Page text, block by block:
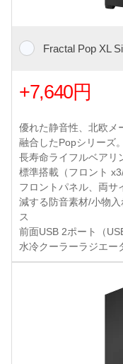
Fractal Pop XL
+7,640円
優れた静音性、北欧メ
融合したPopシリーズ。
長寿命ライフルベアリ
標準搭載（フロント
フロントパネル、両サ
減する防音素材/小物
ス
前面USB 2ポート（
水冷クーラーラジエー